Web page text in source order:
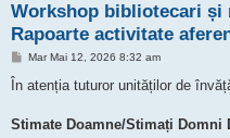
Workshop bibliotecari și
Rapoarte activitate
M
s
Mar Mai 12, 2026 8:32 am
În atenția tuturor unităților de
Stimate Doamne/Stimați Domni